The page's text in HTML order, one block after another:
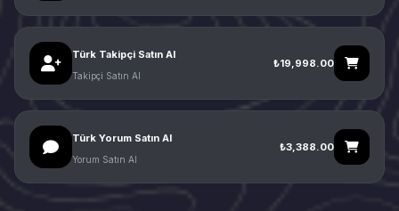
Türk Takipçi Satın Al
Takipçi Satın Al
₺19,998.00
Türk Yorum Satın Al
Yorum Satın Al
₺3,388.00